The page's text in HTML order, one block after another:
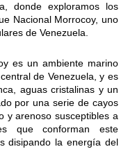
donde exploramos los
Nacional Morrocoy, uno
de Venezuela.
un ambiente marino
de Venezuela, y es
aguas cristalinas y un
por una serie de cayos
y arenoso susceptibles a
que conforman este
disipando la energía del